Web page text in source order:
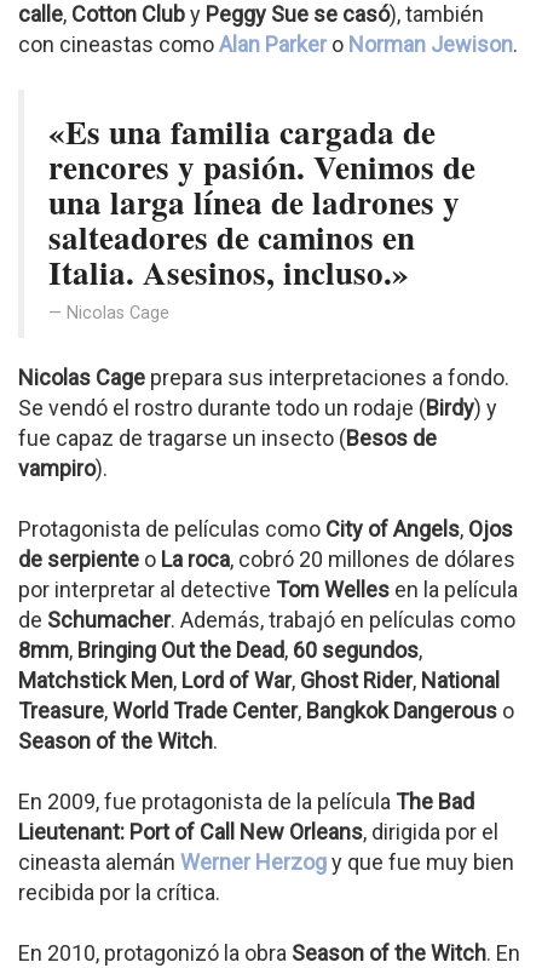
calle, Cotton Cluby Peggy Sue se casó), también
con cineastas comoAlan Parkero Norman Jewison.
«Es una familia cargada de
rencores y pasión. Venimos de
una larga línea de ladrones y
salteadores de caminos en
Italia. Asesinos, incluso.»
Nicolas Cage
Nicolas Cage prepara sus interpretaciones a fondo.
Se vendó el rostro durante todo un rodaje (Birdy) y
fue capaz de tragarse un insecto (Besos de
vampiro).
Protagonista de películas como City of Angels, Ojos
de serpiente o La roca, cobró 20 millones de dólares
por interpretar al detective Tom Welles en la película
de Schumacher. Además, trabajó en películas como
8mm, Bringing Out the Dead, 60 segundos,
Matchstick Men, Lord of War, Ghost Rider, National
Treasure,World Trade Center, Bangkok Dangerous o
Season of the Witch.
En 2009, fue protagonista de la película The Bad
Lieutenant: Port of Call New Orleans, dirigida por el
cineasta alemán Werner Herzogy que fue muy bien
recibida por la crítica.
En 2010, protagonizó la obra Season of the Witch. En